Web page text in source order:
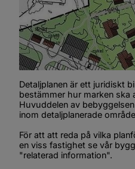
Detaljplanen är ett juridiskt
bestämmer hur marken ska
Huvuddelen av
inom detaljplanerade
För att att reda på vilka
en viss fastighet se vår
"relaterad information".